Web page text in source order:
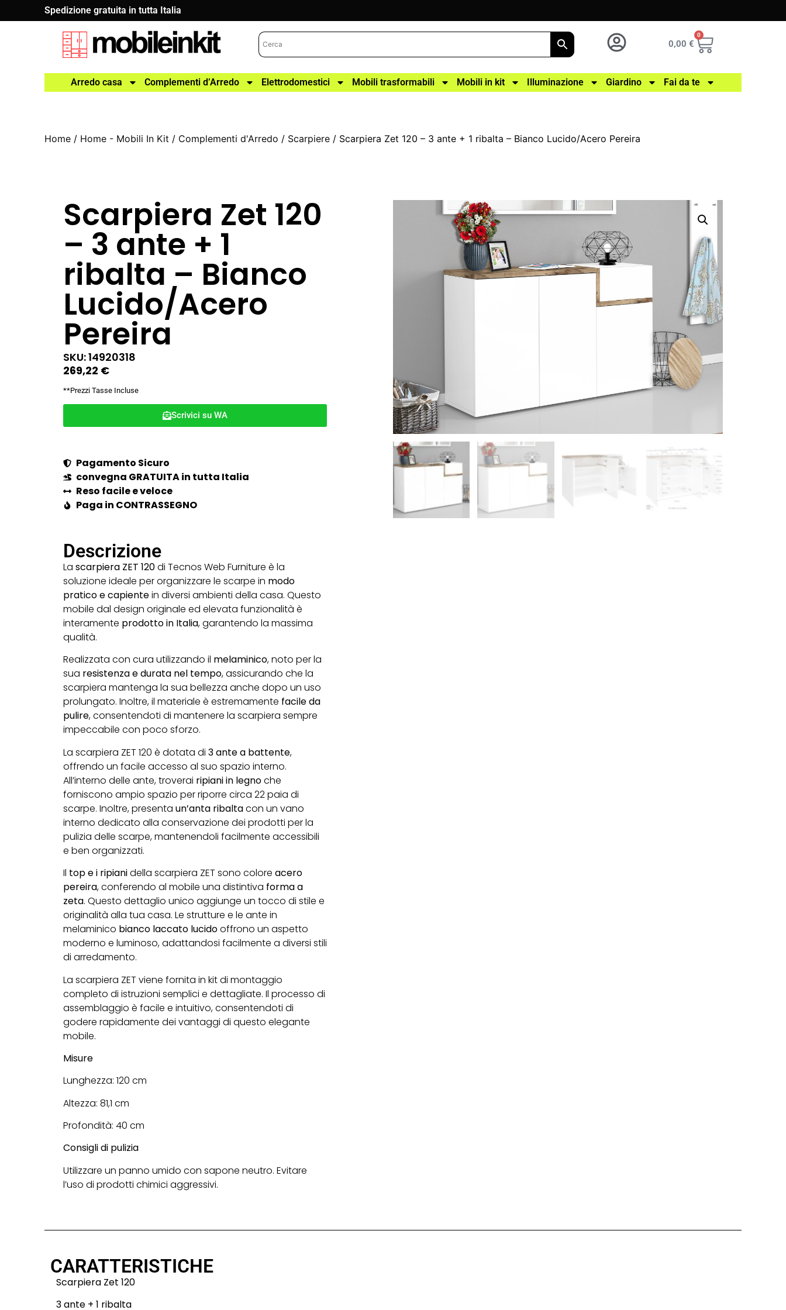
Spedizione gratuita in tutta Italia
0,00 €
0
Arredo casa Complementi d’Arredo Elettrodomestici Mobili trasformabili Mobili in kit Illuminazione Giardino Fai da te
Home / Home - Mobili In Kit / Complementi d'Arredo / Scarpiere / Scarpiera Zet 120 – 3 ante + 1 ribalta – Bianco Lucido/Acero Pereira
Scarpiera Zet 120
– 3 ante + 1
ribalta – Bianco
Lucido/Acero
Pereira
SKU: 14920318
269,22 €
**Prezzi Tasse Incluse
Scrivici su WA
Pagamento Sicuro
convegna GRATUITA in tutta Italia
Reso facile e veloce
Paga in CONTRASSEGNO
Descrizione
La scarpiera ZET 120di Tecnos Web Furniture è la
soluzione ideale per organizzare le scarpe in modo
pratico e capientein diversi ambienti della casa. Questo
mobile dal design originale ed elevata funzionalità è
interamente prodotto in Italia, garantendo la massima
qualità.
Realizzata con cura utilizzando il melaminico, noto per la
sua resistenza e durata nel tempo, assicurando che la
scarpiera mantenga la sua bellezza anche dopo un uso
prolungato. Inoltre, il materiale è estremamente facile da
pulire, consentendoti di mantenere la scarpiera sempre
impeccabile con poco sforzo.
La scarpiera ZET 120 è dotata di 3 antea battente,
offrendo un facile accesso al suo spazio interno.
All’interno delle ante, troverai ripiani in legnoche
forniscono ampio spazio per riporre circa 22 paia di
scarpe. Inoltre, presenta un’anta ribaltacon un vano
interno dedicato alla conservazione dei prodotti per la
pulizia delle scarpe, mantenendoli facilmente accessibili
e ben organizzati.
Il top e i ripianidella scarpiera ZET sono colore acero
pereira, conferendo al mobile una distintiva forma a
zeta. Questo dettaglio unico aggiunge un tocco di stile e
originalità alla tua casa. Le strutture e le ante in
melaminico bianco laccato lucidooffrono un aspetto
moderno e luminoso, adattandosi facilmente a diversi stili
di arredamento.
La scarpiera ZET viene fornita in kit di montaggio
completo di istruzioni semplici e dettagliate. Il processo di
assemblaggio è facile e intuitivo, consentendoti di
godere rapidamente dei vantaggi di questo elegante
mobile.
Misure
Lunghezza: 120 cm
Altezza: 81,1 cm
Profondità: 40 cm
Consigli di pulizia
Utilizzare un panno umido con sapone neutro. Evitare
l’uso di prodotti chimici aggressivi.
CARATTERISTICHE
Scarpiera Zet 120
3 ante + 1 ribalta